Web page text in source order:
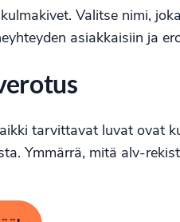
Valitse nimi,
asiakkaisiin ja
tarvittavat luvat ovat
Ymmärrä, mitä alv-